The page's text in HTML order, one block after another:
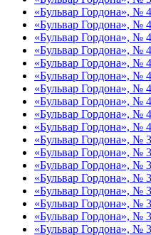
«Бульвар Гордона», №
«Бульвар Гордона», №
«Бульвар Гордона», №
«Бульвар Гордона», №
«Бульвар Гордона», №
«Бульвар Гордона», №
«Бульвар Гордона», №
«Бульвар Гордона», №
«Бульвар Гордона», №
«Бульвар Гордона», №
«Бульвар Гордона», №
«Бульвар Гордона», №
«Бульвар Гордона», №
«Бульвар Гордона», №
«Бульвар Гордона», №
«Бульвар Гордона», №
«Бульвар Гордона», №
«Бульвар Гордона», №